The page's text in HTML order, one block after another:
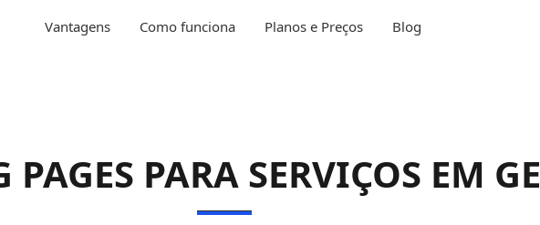
Vantagens Como funciona Planos e Preços Blog
PARA SERVIÇOS EM